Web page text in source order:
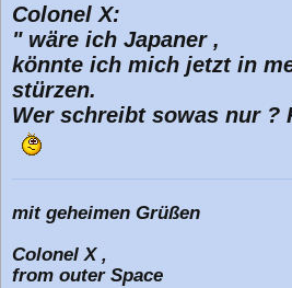
Colonel X:
" wäre ich Japaner ,
könnte ich mich jetzt in
stürzen.
Wer schreibt sowas nur ?
mit geheimen Grüßen
Colonel X ,
from outer Space